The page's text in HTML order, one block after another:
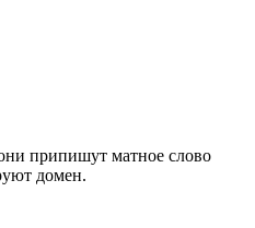
припишут матное слово
домен.